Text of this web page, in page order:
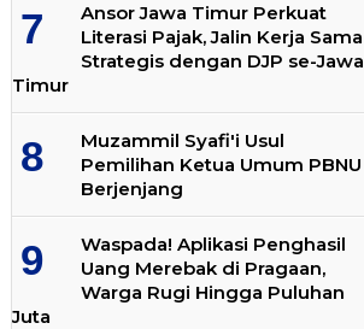
Ansor Jawa Timur Perkuat
Literasi Pajak, Jalin Kerja Sama
Strategis dengan DJP se-Jawa
Timur
Muzammil Syafi'i Usul
Pemilihan Ketua Umum PBNU
Berjenjang
Waspada! Aplikasi Penghasil
Uang Merebak di Pragaan,
Warga Rugi Hingga Puluhan
Juta